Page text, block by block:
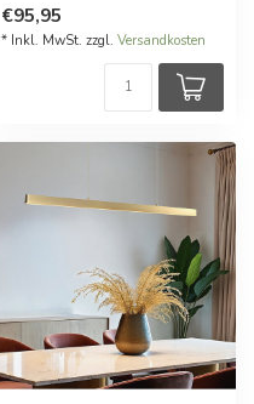
€95,95
* Inkl. MwSt. zzgl. Versandkosten